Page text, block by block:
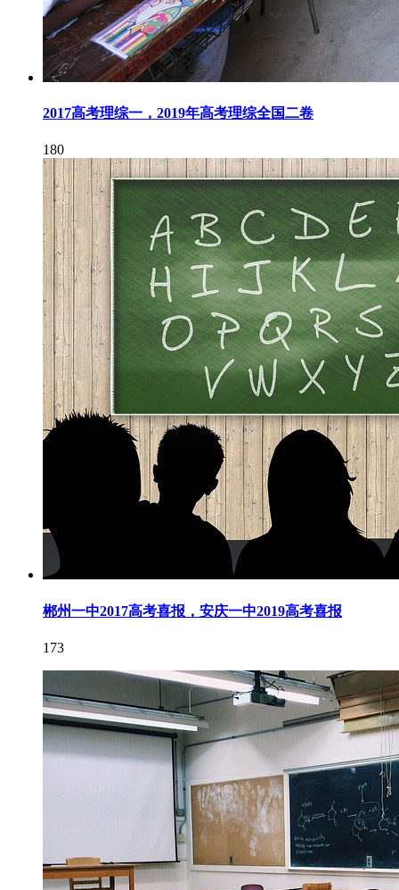
2017高考理综一，2019年高考理综全国二卷
180
郴州一中2017高考喜报，安庆一中2019高考喜报
173